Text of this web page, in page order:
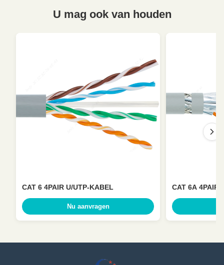
U mag ook van houden
CAT 6 4PAIR U/UTP-KABEL
Nu aanvragen
CAT 6A 4PAIR